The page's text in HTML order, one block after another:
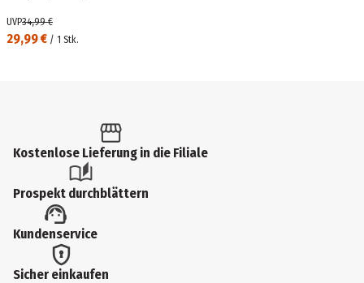
29,99 € / 1 Stk.
UVP34,99 €
Kostenlose Lieferung in die Filiale
Prospekt durchblättern
Kundenservice
Sicher einkaufen